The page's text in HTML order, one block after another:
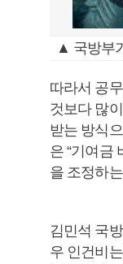
▲ 국방부
따라서 공
것보다 많
받는 방식
은 “기여금
을 조정하
김민석 국
우 인건비